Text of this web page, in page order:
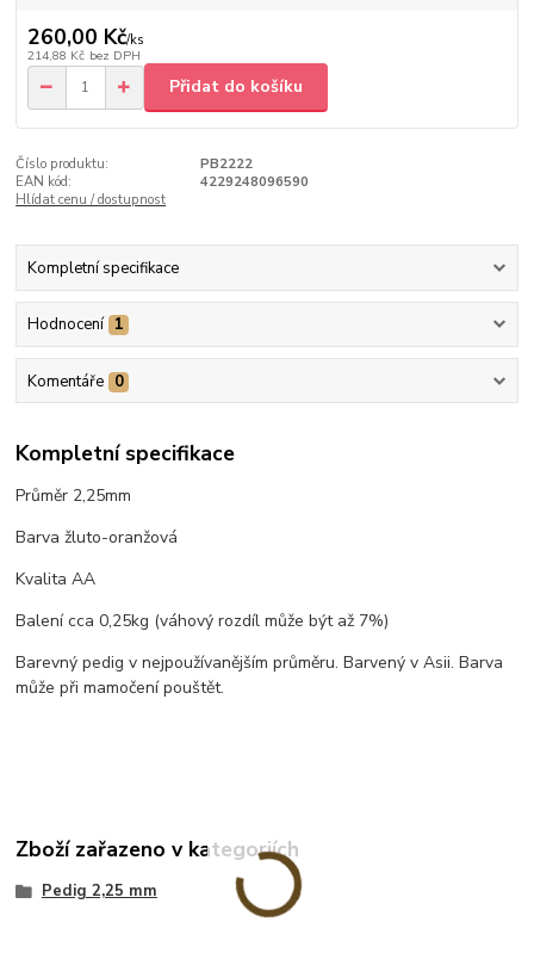
260,00 Kč/ks
214,88 Kč bez DPH
Přidat do košíku
Číslo produktu:
PB2222
EAN kód:
4229248096590
Hlídat cenu / dostupnost
Kompletní specifikace
Hodnocení 1
Komentáře 0
Kompletní specifikace
Průměr 2,25mm
Barva žluto-oranžová
Kvalita AA
Balení cca 0,25kg (váhový rozdíl může být až 7%)
Barevný pedig v nejpoužívanějším průměru. Barvený v Asii. Barva
může při mamočení pouštět.
Zboží zařazeno v kategoriích
Pedig 2,25 mm